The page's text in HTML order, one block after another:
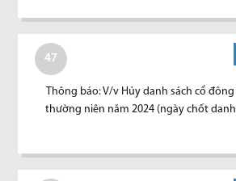
47
Thông báo: V/v Hủy danh sách cổ
thường niên năm 2024 (ngày chốt danh